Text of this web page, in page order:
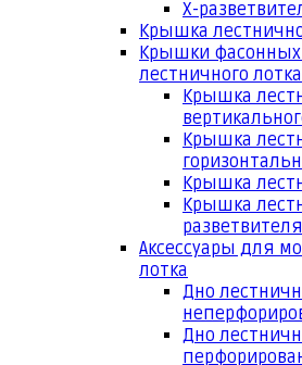
Х-
Крышка
Крышки
лестничного лотка
Крышка
Крышка
Крышка
Крышка
разветвителя
Аксессуары для
лотка
Дно
Дно